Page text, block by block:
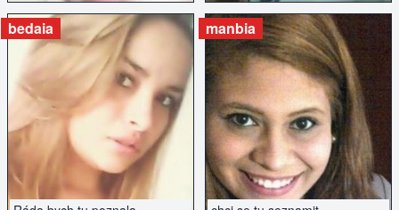
bedaia
ZOBRAZIT INZERÁT
manbia
ZOBRAZIT INZERÁT